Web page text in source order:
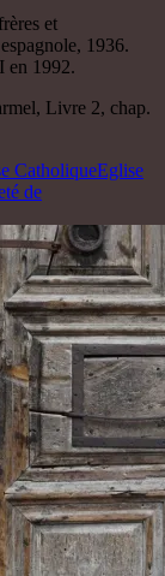
et
1936.
en 1992.
Livre 2, chap.
CatholiqueEglise
de